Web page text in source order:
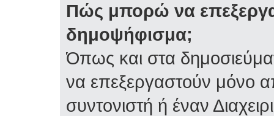
Πώς μπορώ να
δημοψήφισμα;
Όπως και στα
να επεξεργαστούν μόνο
συντονιστή ή έναν